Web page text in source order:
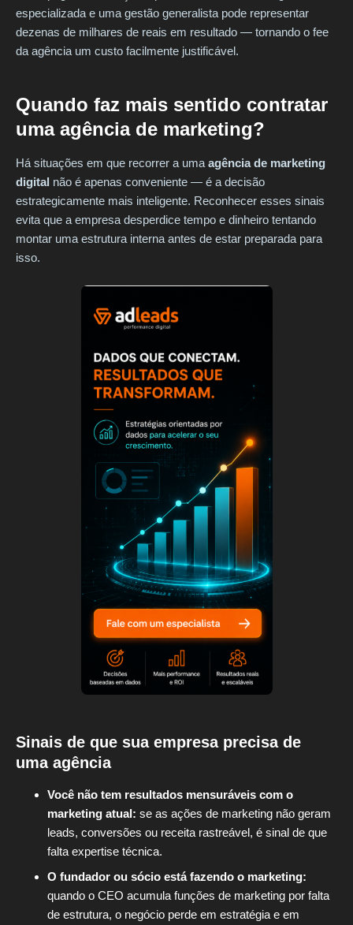
especializada e uma gestão generalista pode representar
dezenas de milhares de reais em resultado — tornando o fee
da agência um custo facilmente justificável.
Quando faz mais sentido contratar
uma agência de marketing?
Há situações em que recorrer a uma agência de marketing
digital não é apenas conveniente — é a decisão
estrategicamente mais inteligente. Reconhecer esses sinais
evita que a empresa desperdice tempo e dinheiro tentando
montar uma estrutura interna antes de estar preparada para
isso.
Sinais de que sua empresa precisa de
uma agência
Você não tem resultados mensuráveis com o
marketing atual: se as ações de marketing não geram
leads, conversões ou receita rastreável, é sinal de que
falta expertise técnica.
O fundador ou sócio está fazendo o marketing:
quando o CEO acumula funções de marketing por falta
de estrutura, o negócio perde em estratégia e em